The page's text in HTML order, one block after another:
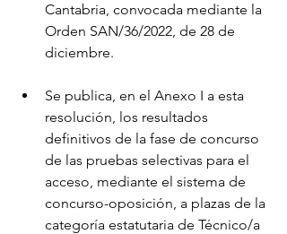
Cantabria, convocada mediante la
Orden SAN/36/2022, de 28 de
diciembre.
Se publica, en el Anexo I a esta
resolución, los resultados
definitivos de la fase de concurso
de las pruebas selectivas para el
acceso, mediante el sistema de
concurso-oposición, a plazas de la
categoría estatutaria de Técnico/a